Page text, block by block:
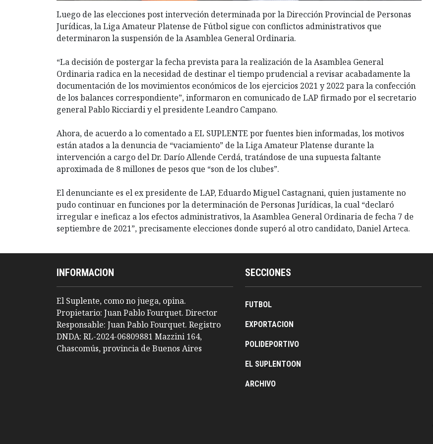
Luego de las elecciones post interveción determinada por la Dirección Provincial de Personas
Jurídicas, la Liga Amateur Platense de Fútbol sigue con conflictos administrativos que
determinaron la suspensión de la Asamblea General Ordinaria.
“La decisión de postergar la fecha prevista para la realización de la Asamblea General
Ordinaria radica en la necesidad de destinar el tiempo prudencial a revisar acabadamente la
documentación de los movimientos económicos de los ejercicios 2021 y 2022 para la confección
de los balances correspondiente”, informaron en comunicado de LAP firmado por el secretario
general Pablo Ricciardi y el presidente Leandro Campano.
Ahora, de acuerdo a lo comentado a EL SUPLENTE por fuentes bien informadas, los motivos
están atados a la denuncia de “vaciamiento” de la Liga Amateur Platense durante la
intervención a cargo del Dr. Darío Allende Cerdá, tratándose de una supuesta faltante
aproximada de 8 millones de pesos que “son de los clubes”.
El denunciante es el ex presidente de LAP, Eduardo Miguel Castagnani, quien justamente no
pudo continuar en funciones por la determinación de Personas Jurídicas, la cual “declaró
irregular e ineficaz a los efectos administrativos, la Asamblea General Ordinaria de fecha 7 de
septiembre de 2021”, precisamente elecciones donde superó al otro candidato, Daniel Arteca.
INFORMACION
El Suplente, como no juega, opina.
Propietario: Juan Pablo Fourquet. Director
Responsable: Juan Pablo Fourquet. Registro
DNDA: RL-2024-06809881 Mazzini 164,
Chascomús, provincia de Buenos Aires
SECCIONES
FUTBOL
EXPORTACION
POLIDEPORTIVO
EL SUPLENTOON
ARCHIVO